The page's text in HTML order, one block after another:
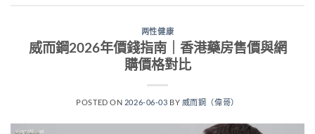
两性健康
威而鋼2026年價錢指南｜香港藥房售價與網
購價格對比
POSTED ON 2026-06-03 BY 威而鋼（偉哥）